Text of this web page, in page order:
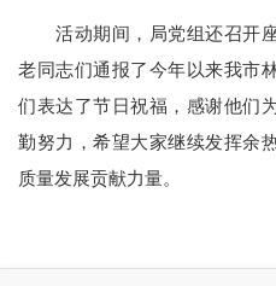
活动期间，局党组还召开
老同志们通报了今年以来我市
们表达了节日祝福，感谢他们
勤努力，希望大家继续发挥余
质量发展贡献力量。